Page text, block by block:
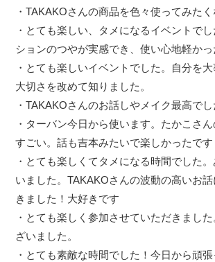
・TAKAKOさんの商品を色々使ってみたく
・とても楽しい、タメになるイベントで
ションのつやが実感でき、使い心地軽かっ
・とても楽しいイベントでした。自分を
大切さを改めて知りました。
・TAKAKOさんのお話しやメイク最高でし
・ターバン今日から使います。たかこさ
すごい。話も吉本みたいで楽しかったです
・とても楽しくてタメになる時間でした
いました。TAKAKOさんの波動の高いお
きました！大好きです
・とても楽しく参加させていただきまし
ざいました。
・とても素敵な時間でした！今日から頑張